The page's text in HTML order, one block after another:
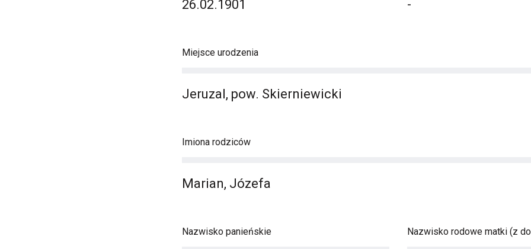
26.02.1901 -
Miejsce urodzenia
Jeruzal, pow. Skierniewicki
Imiona rodziców
Marian, Józefa
Nazwisko panieńskie Nazwisko rodowe matki (z